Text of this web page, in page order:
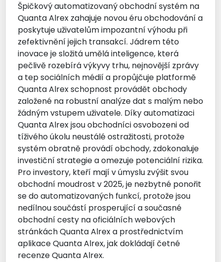
Špičkový automatizovaný obchodní systém na
Quanta Alrex zahajuje novou éru obchodování a
poskytuje uživatelům impozantní výhodu při
zefektivnění jejich transakcí. Jádrem této
inovace je složitá umělá inteligence, která
pečlivě rozebírá výkyvy trhu, nejnovější zprávy
a tep sociálních médií a propůjčuje platformě
Quanta Alrex schopnost provádět obchody
založené na robustní analýze dat s malým nebo
žádným vstupem uživatele. Díky automatizaci
Quanta Alrex jsou obchodníci osvobozeni od
tíživého úkolu neustálé ostražitosti, protože
systém obratně provádí obchody, zdokonaluje
investiční strategie a omezuje potenciální rizika.
Pro investory, kteří mají v úmyslu zvýšit svou
obchodní moudrost v 2025, je nezbytné ponořit
se do automatizovaných funkcí, protože jsou
nedílnou součástí prosperující a současné
obchodní cesty na oficiálních webových
stránkách Quanta Alrex a prostřednictvím
aplikace Quanta Alrex, jak dokládají četné
recenze Quanta Alrex.